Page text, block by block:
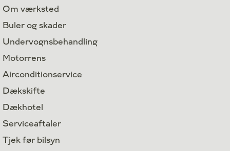
Om værksted
Buler og skader
Undervognsbehandling
Motorrens
Airconditionservice
Dækskifte
Dækhotel
Serviceaftaler
Tjek før bilsyn